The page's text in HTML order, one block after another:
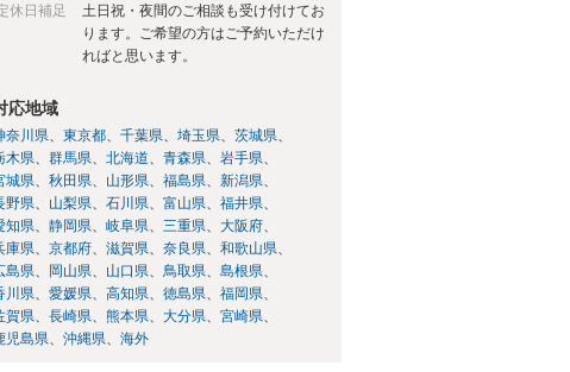
休日補足
土日祝・夜間のご相談も受け付けてお
ります。ご希望の方はご予約いただけ
ればと思います。
応地域
奈川県 東京都 千葉県 埼玉県
茨城県
木県
群馬県 北海道 青森県
岩手県
城県
秋田県 山形県 福島県
新潟県
野県
山梨県 石川県 富山県
福井県
知県
静岡県 岐阜県 三重県
大阪府
庫県
京都府 滋賀県 奈良県
和歌山県
島県
岡山県 山口県 鳥取県
島根県
川県
愛媛県 高知県 徳島県
福岡県
賀県
長崎県 熊本県 大分県
宮崎県
児島県
沖縄県 海外